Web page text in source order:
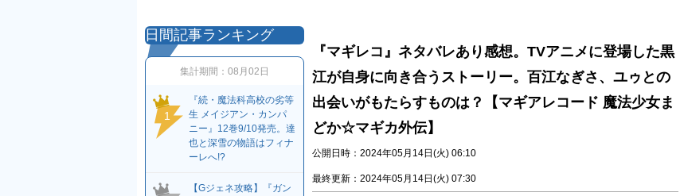
『マギレコ』ネタバレあり感想。TVアニメに登場した黒
江が自身に向き合うストーリー。百江なぎさ、ユゥとの
出会いがもたらすものは？【マギアレコード 魔法少女ま
どか☆マギカ外伝】
公開日時：2024年05月14日(火) 06:10
最終更新：2024年05月14日(火) 07:30
日間記事ランキング
集計期間： 08月02日
1
『続・魔法科高校の劣等
生 メイジアン・カンパ
ニー』12巻9/10発売。達
也と深雪の物語はフィナ
ーレへ!?
【Gジェネ攻略】『ガン